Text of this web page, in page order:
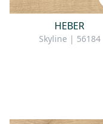
HEBER
Skyline | 56184